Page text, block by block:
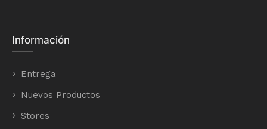
Información
Entrega
Nuevos Productos
Stores